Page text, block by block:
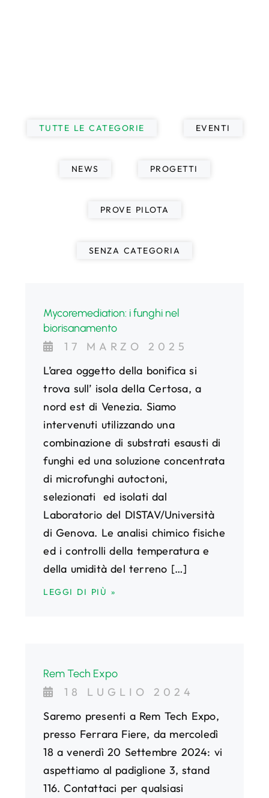
TUTTE LE CATEGORIE EVENTI
NEWS PROGETTI
PROVE PILOTA
SENZA CATEGORIA
Mycoremediation: i funghi nel
biorisanamento
17 MARZO 2025
L’area oggetto della bonifica si
trova sull’ isola della Certosa, a
nord est di Venezia. Siamo
intervenuti utilizzando una
combinazione di substrati esausti di
funghi ed una soluzione concentrata
di microfunghi autoctoni,
selezionati ed isolati dal
Laboratorio del DISTAV/Università
di Genova. Le analisi chimico fisiche
ed i controlli della temperatura e
della umidità del terreno […]
LEGGI DI PIÙ »
Rem Tech Expo
18 LUGLIO 2024
Saremo presenti a Rem Tech Expo,
presso Ferrara Fiere, da mercoledì
18 a venerdì 20 Settembre 2024: vi
aspettiamo al padiglione 3, stand
116. Contattaci per qualsiasi